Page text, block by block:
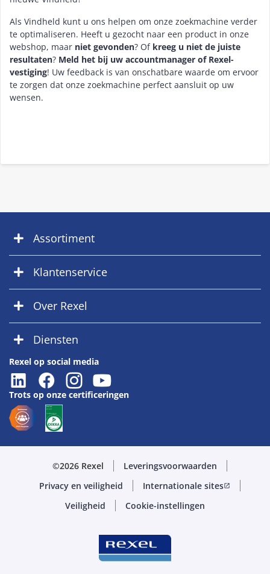
Als Vindheld kunt u ons helpen om onze zoekmachine verder
te optimaliseren. Heeft u gezocht naar een product in onze
webshop, maar niet gevonden? Of kreeg u niet de juiste
resultaten? Meld het bij uw accountmanager of Rexel-
vestiging! Uw feedback is van onschatbare waarde om ervoor
te zorgen dat onze zoekmachine perfect aansluit op uw
wensen.
Assortiment
Klantenservice
Over Rexel
Diensten
Rexel op social media
Trots op onze certificeringen
©2026 Rexel
Leveringsvoorwaarden
Privacy en veiligheid
Internationale sitesopen_in_new
Veiligheid Cookie-instellingen